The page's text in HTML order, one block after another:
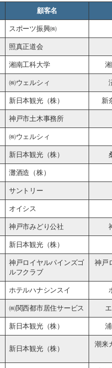
顧客名
スポーツ振興㈱
照真正道会
湘南工科大学
㈱ウェルシィ
新日本観光（株） 新
神戸市土木事務所
㈱ウェルシィ
新日本観光（株）
灘酒造（株）
サントリー
オイシス
神戸市みどり公社
新日本観光（株）
神戸ロイヤルパインズゴ
ルフクラブ
神戸
ホテルハナシンスイ
㈱関西都市居住サービス
新日本観光（株）
新日本観光（株）
潮来